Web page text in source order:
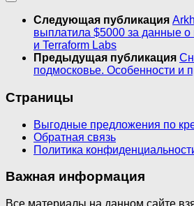
Следующая публикация
выплатила $5000 за данные о
и Terraform Labs
Предыдущая публикация
подмосковье. Особенности и
Страницы
Выгодные предложения по
Обратная связь
Политика
Важная информация
Все материалы на данном сайте